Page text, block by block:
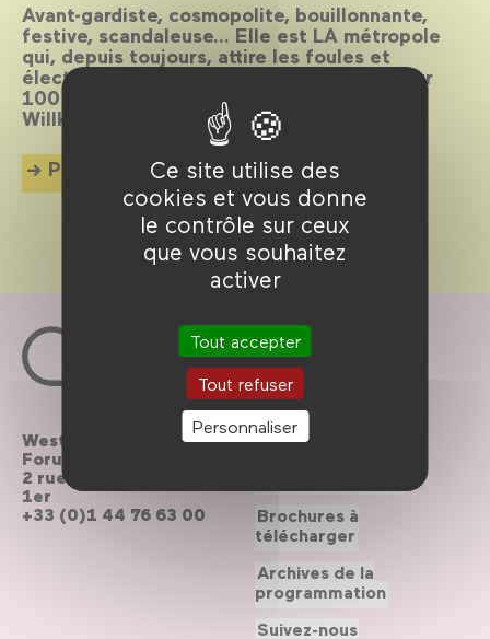
Ce site utilise des
cookies et vous donne
le contrôle sur ceux
que vous souhaitez
activer
Tout accepter
Tout refuser
Personnaliser
Avant-gardiste, cosmopolite, bouillonnante,
festive, scandaleuse… Elle est LA métropole
qui, depuis toujours, attire les foules et
électrise l’écran. La preuve en 80 films pour
100 ans d’histoire et de cinéma imbriqués.
Willkommen, bienvenue, welcome !
Plus d'info
Westfield
Forum des Halles
2 rue du cinéma, Paris
1er
+33 (0)1 44 76 63 00
Contactez-nous
Brochures à
télécharger
Archives de la
programmation
Suivez-nous